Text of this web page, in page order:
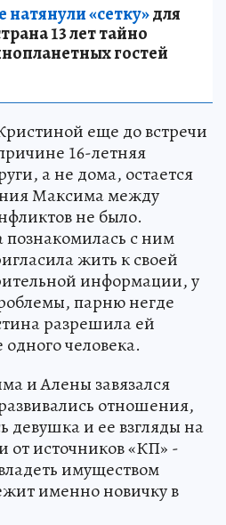
«сетку»для
13 лет тайно
гостей
еще до встречи
16-летняя
а не дома, остается
Максима между
не было.
с ним
жить к своей
информации, у
парню негде
разрешила ей
человека.
и Алены завязался
отношения,
девушка и ее взгляды на
источников «КП» -
имуществом
именно новичку в